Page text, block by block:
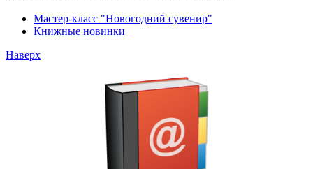
Мастер-класс "Новогодний сувенир"
Книжные новинки
Наверх